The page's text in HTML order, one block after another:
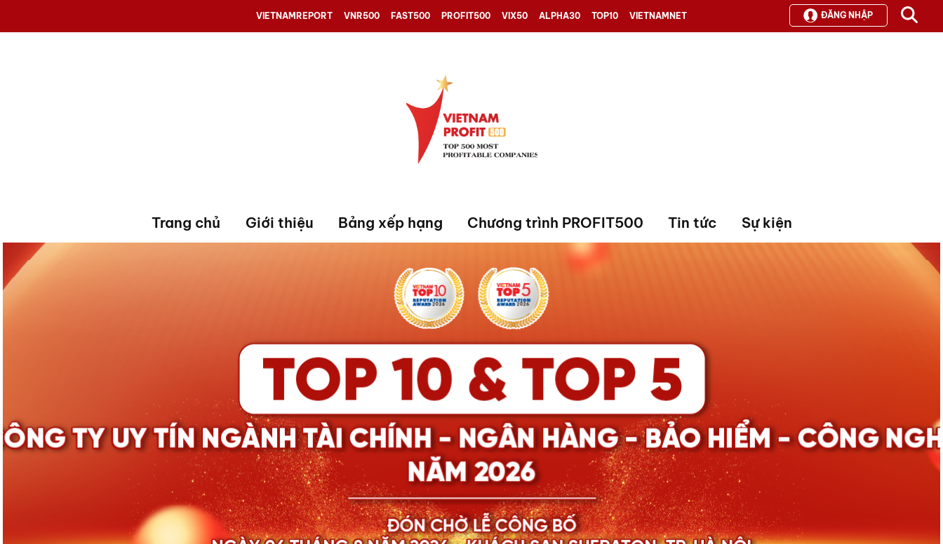
VIETNAMREPORT VNR500 FAST500 PROFIT500 VIX50 ALPHA30 TOP10 VIETNAMNET ĐĂNG NHẬP
Trang chủ Giới thiệu Bảng xếp hạng Chương trình PROFIT500 Tin tức Sự kiện